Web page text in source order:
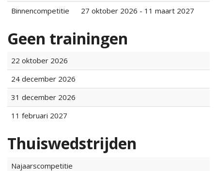
Binnencompetitie
27 oktober 2026 - 11 maart 2027
Geen trainingen
22 oktober 2026
24 december 2026
31 december 2026
11 februari 2027
Thuiswedstrijden
Najaarscompetitie